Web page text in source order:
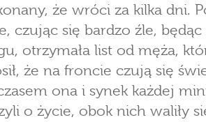
że wróci za kilka dni.
czując się bardzo źle,
otrzymała list od męża,
że na froncie czują się
ona i synek każdej
o życie, obok nich waliły